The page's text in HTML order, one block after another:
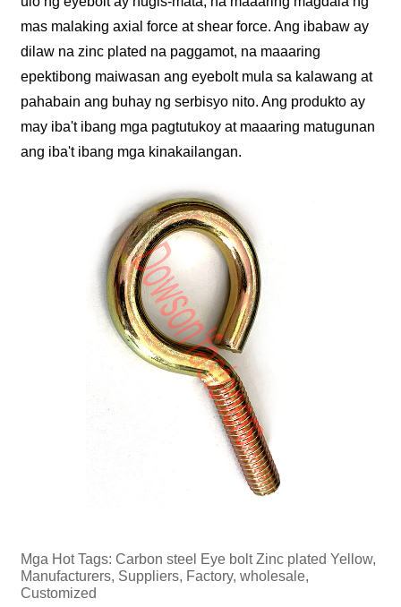
mas malaking axial force at shear force. Ang ibabaw ay
dilaw na zinc plated na paggamot, na maaaring
epektibong maiwasan ang eyebolt mula sa kalawang at
pahabain ang buhay ng serbisyo nito. Ang produkto ay
may iba't ibang mga pagtutukoy at maaaring matugunan
ang iba't ibang mga kinakailangan.
Mga Hot Tags: Carbon steel Eye bolt Zinc plated Yellow,
Manufacturers, Suppliers, Factory, wholesale,
Customized